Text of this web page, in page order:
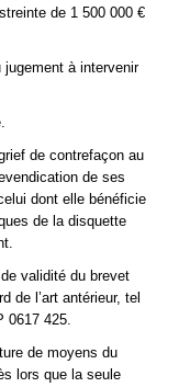
de 1 500 000 €
jugement à intervenir
de contrefaçon au
de ses
dont elle bénéficie
de la disquette
validité du brevet
de l’art antérieur, tel
0617 425.
de moyens du
lors que la seule